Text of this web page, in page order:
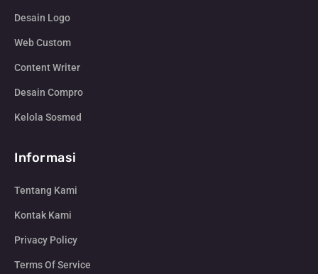
Desain Logo
Web Custom
Content Writer
Desain Compro
Kelola Sosmed
Informasi
Tentang Kami
Kontak Kami
Privacy Policy
Terms Of Service